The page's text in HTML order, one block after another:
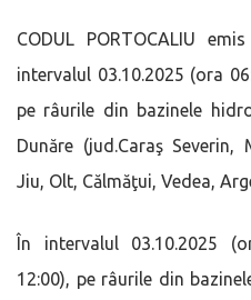
CODUL PORTOCALIU
intervalul 03.10.2025 (ora
pe râurile din bazinele
Dunăre (jud.Caraş
Jiu, Olt, Călmăţui, Vedea,
În intervalul 03.10.2025
12:00), pe râurile din